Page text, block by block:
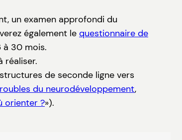
un examen approfondi du
également le questionnaire de
à 30 mois.
réaliser.
de seconde ligne vers
du neurodéveloppement,
orienter ?»).